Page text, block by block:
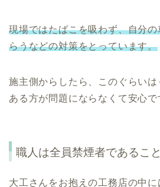
現場ではたばこを吸わず、自分
らうなどの対策をとっています。
施主側からしたら、このぐらい
ある方が問題にならなくて安心で
職人は全員禁煙者であること
大工さんをお抱えの工務店の中に